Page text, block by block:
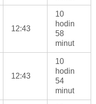
12:43
10
hodin
58
minut
12:43
10
hodin
54
minut